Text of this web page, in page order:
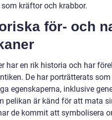
som kräftor och krabbor.
för- och
har en rik historia och har
De har porträtterats
egenskaperna, inklusive
pelikan är känd för att mata
de kommit att symbolisera